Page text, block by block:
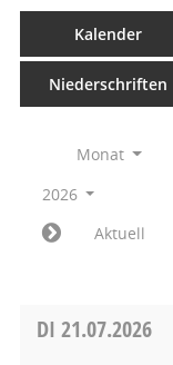
Kalender
Niederschriften
Monat
2026
Aktuell
DI 21.07.2026